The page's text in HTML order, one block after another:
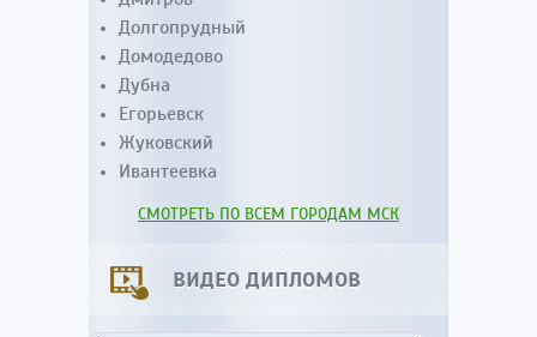
Долгопрудный
Домодедово
Дубна
Егорьевск
Жуковский
Ивантеевка
СМОТРЕТЬ ПО ВСЕМ ГОРОДАМ МСК
ВИДЕО ДИПЛОМОВ